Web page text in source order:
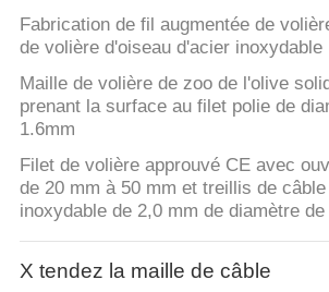
Fabrication de fil augmentée de
de volière d'oiseau d'acier inoxydable
Maille de volière de zoo de l'olive
prenant la surface au filet polie de
1.6mm
Filet de volière approuvé CE avec
de 20 mm à 50 mm et treillis de
inoxydable de 2,0 mm de diamètre de
X tendez la maille de câble